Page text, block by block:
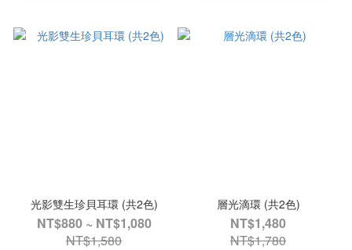
光影雙生珍貝耳環 (共2色)
NT$880 ~ NT$1,080
NT$1,580
層光滴環 (共2色)
NT$1,480
NT$1,780